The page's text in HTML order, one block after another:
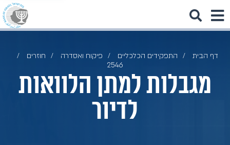
דף הבית התפקידים הכלכליים פיקוח ואסדרה
חוזרים
2546
מגבלות למתן הלוואות
לדיור